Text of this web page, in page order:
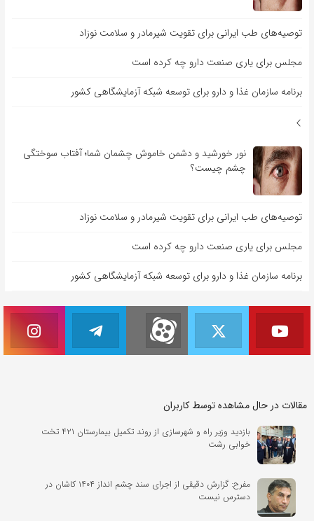
توصیه‌های طب ایرانی برای تقویت شیرمادر و سلامت نوزاد
مجلس برای یاری صنعت دارو چه کرده است
برنامه سازمان غذا و دارو برای توسعه شبکه آزمایشگاهی کشور
نور خورشید و دشمن خاموش چشمان شما؛ آفتاب سوختگی
چشم چیست؟
توصیه‌های طب ایرانی برای تقویت شیرمادر و سلامت نوزاد
مجلس برای یاری صنعت دارو چه کرده است
برنامه سازمان غذا و دارو برای توسعه شبکه آزمایشگاهی کشور
مقالات در حال مشاهده توسط کاربران
بازدید وزیر راه و شهرسازی از روند تکمیل بیمارستان ۴۲۱ تخت‌
خوابی رشت
مفرح: گزارش دقیقی از اجرای سند چشم انداز ۱۴۰۴ کاشان در
دسترس نیست